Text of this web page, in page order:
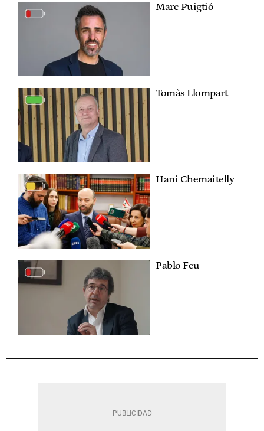
Marc Puigtió
Tomàs Llompart
Hani Chemaitelly
Pablo Feu